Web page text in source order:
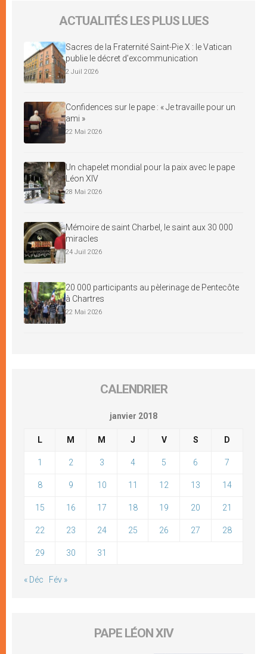
ACTUALITÉS LES PLUS LUES
Sacres de la Fraternité Saint-Pie X : le Vatican
publie le décret d’excommunication
2 Juil 2026
Confidences sur le pape : « Je travaille pour un
ami »
22 Mai 2026
Un chapelet mondial pour la paix avec le pape
Léon XIV
28 Mai 2026
Mémoire de saint Charbel, le saint aux 30 000
miracles
24 Juil 2026
20 000 participants au pèlerinage de Pentecôte
à Chartres
22 Mai 2026
CALENDRIER
janvier 2018
L M M J V S D
1 2 3 4 5 6 7
8 9 10 11 12 13 14
15 16 17 18 19 20 21
22 23 24 25 26 27 28
29 30 31
« Déc Fév »
PAPE LÉON XIV